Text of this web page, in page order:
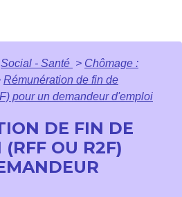
Social - Santé > Chômage :
Rémunération de fin de
pour un demandeur d'emploi
DE FIN DE
OU R2F)